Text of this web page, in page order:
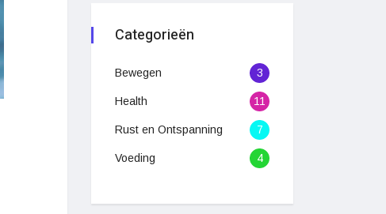
Categorieën
Bewegen 3
Health 11
Rust en Ontspanning 7
Voeding 4